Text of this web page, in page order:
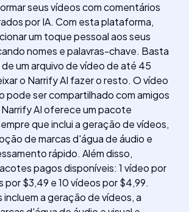
seus vídeos com comentários
por IA. Com esta plataforma,
um toque pessoal aos seus
nomes e palavras-chave. Basta
um arquivo de vídeo de até 45
o Narrify AI fazer o resto. O vídeo
pode ser compartilhado com amigos
AI oferece um pacote
que inclui a geração de vídeos,
de marcas d'água de áudio e
rápido. Além disso,
pagos disponíveis: 1 vídeo por
por $3,49 e 10 vídeos por $4,99.
a geração de vídeos, a